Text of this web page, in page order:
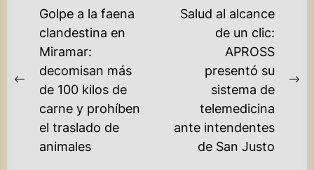
NAVEGACIÓN
ENTRADAS
Previous
post:
Golpe a la faena
clandestina en
Miramar:
decomisan más
de 100 kilos de
carne y prohíben
el traslado de
animales
Salud al alcance
de un clic:
APROSS
presentó su
sistema de
telemedicina
ante intendentes
de San Justo